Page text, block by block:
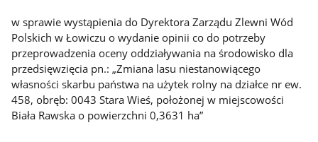
w sprawie wystąpienia do Dyrektora Zarządu Zlewni Wód
Polskich w Łowiczu o wydanie opinii co do potrzeby
przeprowadzenia oceny oddziaływania na środowisko dla
przedsięwzięcia pn.: „Zmiana lasu niestanowiącego
własności skarbu państwa na użytek rolny na działce nr ew.
458, obręb: 0043 Stara Wieś, położonej w miejscowości
Biała Rawska o powierzchni 0,3631 ha”